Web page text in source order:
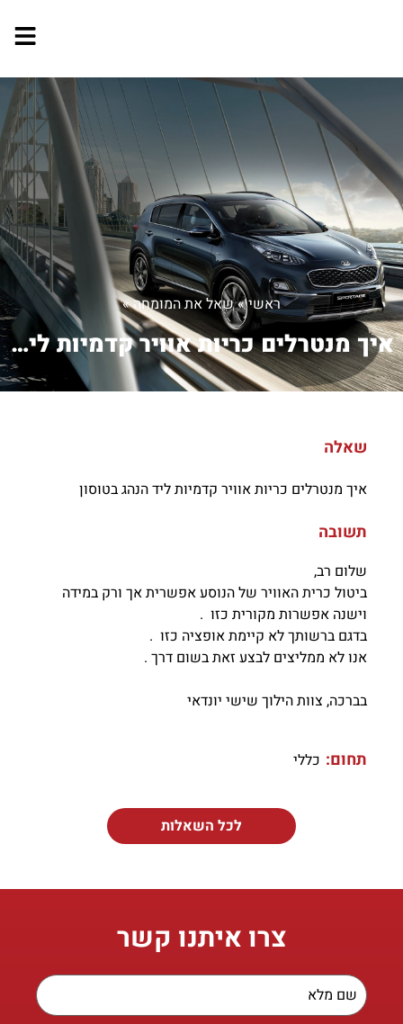
ראשי»שאל את המומחה»
איך מנטרלים כריות אוויר קדמיות ליד הנ...
שאלה
איך מנטרלים כריות אוויר קדמיות ליד הנהג בטוסון
תשובה
שלום רב,
ביטול כרית האוויר של הנוסע אפשרית אך ורק במידה
וישנה אפשרות מקורית כזו .
בדגם ברשותך לא קיימת אופציה כזו .
אנו לא ממליצים לבצע זאת בשום דרך .
בברכה, צוות הילוך שישי יונדאי
תחום: כללי
לכל השאלות
צרו איתנו קשר